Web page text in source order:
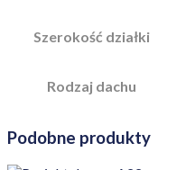
Szerokość działki
Rodzaj dachu
Podobne produkty